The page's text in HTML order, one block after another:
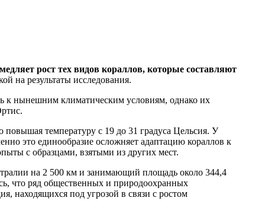
рост тех видов кораллов, которые составляют
на результаты исследования.
к нынешним климатическим условиям, однако их
повышая температуру с 19 до 31 градуса Цельсия. У
это единообразие осложняет адаптацию кораллов к
с образцами, взятыми из других мест.
на 2 500 км и занимающий площадь около 344,4
что ряд общественных и природоохранных
находящихся под угрозой в связи с ростом